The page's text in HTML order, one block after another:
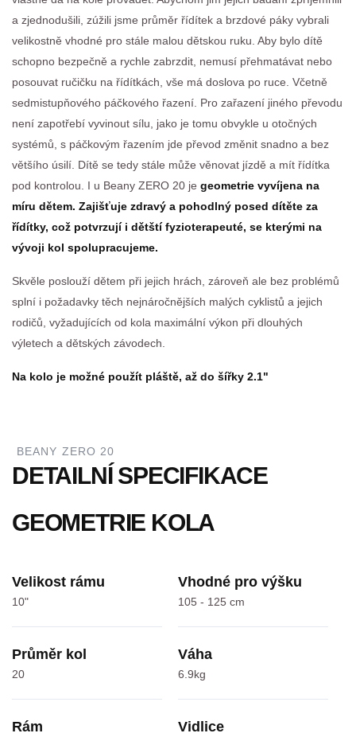
a zjednodušili, zúžili jsme průměr řídítek a brzdové páky vybrali
velikostně vhodné pro stále malou dětskou ruku. Aby bylo dítě
schopno bezpečně a rychle zabrzdit, nemusí přehmatávat nebo
posouvat ručičku na řídítkách, vše má doslova po ruce. Včetně
sedmistupňového páčkového řazení. Pro zařazení jiného převodu
není zapotřebí vyvinout sílu, jako je tomu obvykle u otočných
systémů, s páčkovým řazením jde převod změnit snadno a bez
většího úsilí. Dítě se tedy stále může věnovat jízdě a mít řídítka
pod kontrolou. I u Beany ZERO 20 je geometrie vyvíjena na
míru dětem. Zajišťuje zdravý a pohodlný posed dítěte za
řídítky, což potvrzují i dětští fyzioterapeuté, se kterými na
vývoji kol spolupracujeme.
Skvěle poslouží dětem při jejich hrách, zároveň ale bez problémů
splní i požadavky těch nejnáročnějších malých cyklistů a jejich
rodičů, vyžadujících od kola maximální výkon při dlouhých
výletech a dětských závodech.
Na kolo je možné použít pláště, až do šířky 2.1"
BEANY ZERO 20
DETAILNÍ SPECIFIKACE
Velikost rámu
10"
Vhodné pro výšku
105 - 125 cm
Průměr kol
20
Váha
6.9kg
Rám Vidlice
GEOMETRIE KOLA